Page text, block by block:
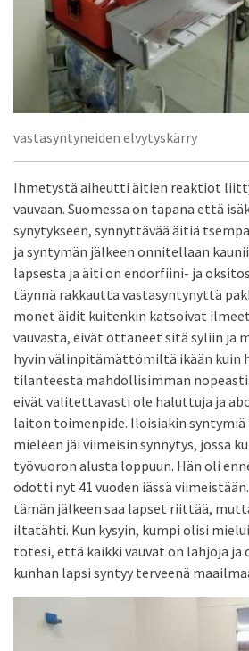
vastasyntyneiden elvytyskärry
Ihmetystä aiheutti äitien reaktiot
vauvaan. Suomessa on tapana että
synytykseen, synnyttävää äitiä
ja syntymän jälkeen onnitellaan
lapsesta ja äiti on endorfiini- ja
täynnä rakkautta vastasyntynyttä
monet äidit kuitenkin katsoivat
vauvasta, eivät ottaneet sitä syliin ja
hyvin välinpitämättömiltä ikään kuin
tilanteesta mahdollisimman
eivät valitettavasti ole haluttuja ja
laiton toimenpide. Iloisiakin
mieleen jäi viimeisin synnytys, jossa
työvuoron alusta loppuun. Hän oli
odotti nyt 41 vuoden iässä
tämän jälkeen saa lapset riittää,
iltatähti. Kun kysyin, kumpi olisi
totesi, että kaikki vauvat on lahjoja ja
kunhan lapsi syntyy terveenä